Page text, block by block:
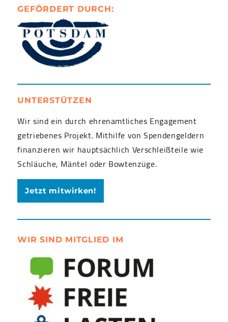
GEFÖRDERT DURCH:
UNTERSTÜTZEN
Wir sind ein durch ehrenamtliches Engagement
getriebenes Projekt. Mithilfe von Spendengeldern
finanzieren wir hauptsächlich Verschleißteile wie
Schläuche, Mäntel oder Bowtenzüge.
Jetzt mitwirken!
WIR SIND MITGLIED IM